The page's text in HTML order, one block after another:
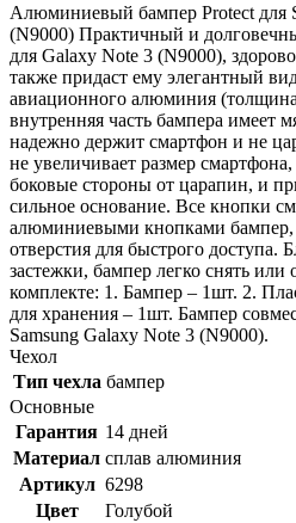
Алюминиевый бампер Protect для
(N9000) Практичный и
для Galaxy Note 3 (N9000),
также придаст ему элегантный
авиационного алюминия
внутренняя часть бампера имеет
надежно держит смартфон и не
не увеличивает размер
боковые стороны от царапин, и
сильное основание. Все кнопки
алюминиевыми кнопками бампер,
отверстия для быстрого доступа.
застежки, бампер легко снять
комплекте: 1. Бампер – 1шт. 2.
для хранения – 1шт. Бампер
Samsung Galaxy Note 3 (N9000).
Чехол
Тип чехла бампер
Основные
Гарантия 14 дней
Материал сплав алюминия
Артикул 6298
Цвет
Голубой